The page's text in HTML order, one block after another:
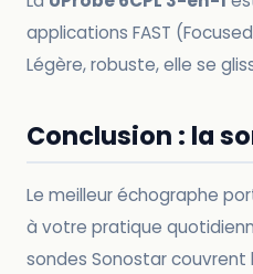
applications FAST
Légère, robuste, elle se
Conclusion : la
Le meilleur échographe
à votre pratique
sondes Sonostar